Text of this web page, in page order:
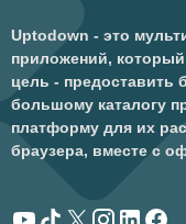
Uptodown - это
приложений,
цель - предоставить
большому каталогу
платформу для их
браузера, вместе с